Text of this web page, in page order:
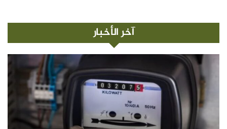
آخر الأخبار